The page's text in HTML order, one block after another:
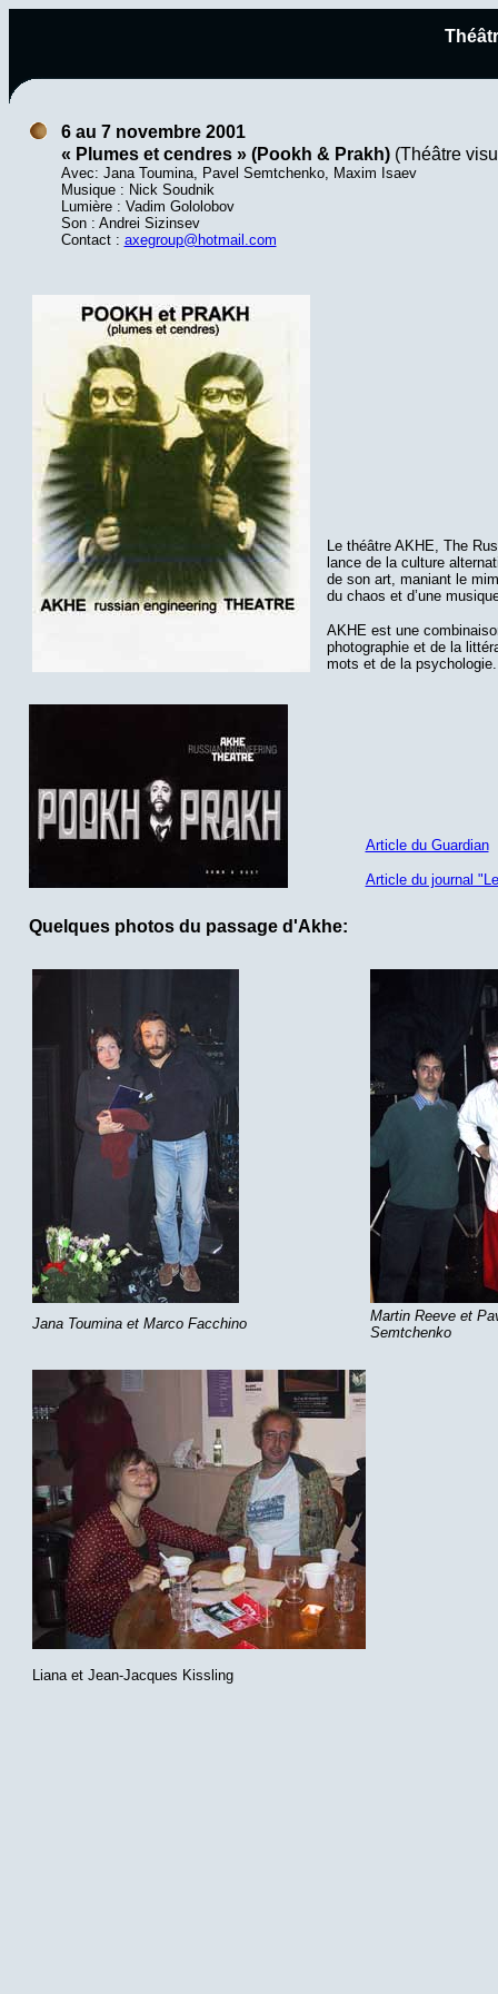
6 au 7 novembre 2001
« Plumes et cendres » (Pookh & Prakh)(Théâtre
Avec: Jana Toumina, Pavel Semtchenko, Maxim Isaev
Musique : Nick Soudnik
Lumière : Vadim Gololobov
Son : Andrei Sizinsev
Contact : axegroup@hotmail.com
Le théâtre AKHE, The
lance de la culture
de son art, maniant le
du chaos et d’une
AKHE est une
photographie et de la
mots et de la
Article du Guardian
Article du journal
Quelques photos du passage d'Akhe:
Jana Toumina et Marco Facchino
Martin Reeve et
Semtchenko
Liana et Jean-Jacques Kissling